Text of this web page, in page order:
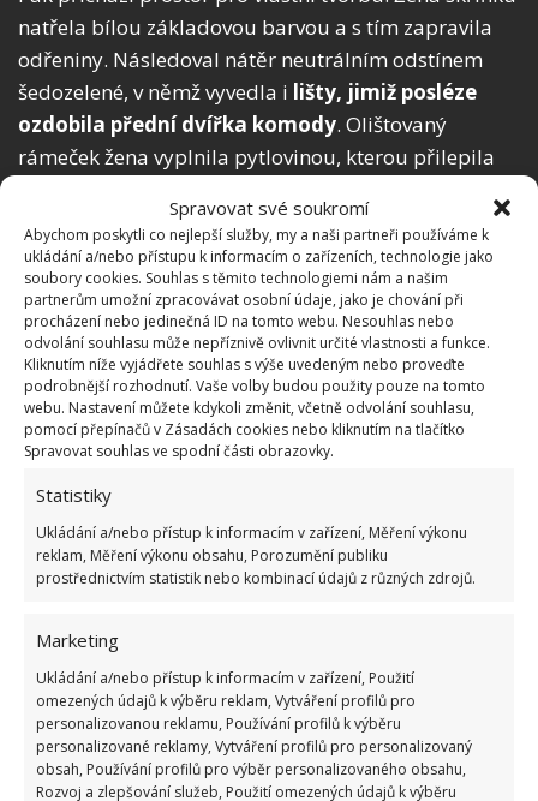
Spravovat své soukromí
Abychom poskytli co nejlepší služby, my a naši partneři používáme k
ukládání a/nebo přístupu k informacím o zařízeních, technologie jako
soubory cookies. Souhlas s těmito technologiemi nám a našim
partnerům umožní zpracovávat osobní údaje, jako je chování při
procházení nebo jedinečná ID na tomto webu. Nesouhlas nebo
odvolání souhlasu může nepříznivě ovlivnit určité vlastnosti a funkce.
Kliknutím níže vyjádřete souhlas s výše uvedeným nebo proveďte
podrobnější rozhodnutí. Vaše volby budou použity pouze na tomto
webu. Nastavení můžete kdykoli změnit, včetně odvolání souhlasu,
pomocí přepínačů v Zásadách cookies nebo kliknutím na tlačítko
Spravovat souhlas ve spodní části obrazovky.
Statistiky
Ukládání a/nebo přístup k informacím v zařízení, Měření výkonu
reklam, Měření výkonu obsahu, Porozumění publiku
prostřednictvím statistik nebo kombinací údajů z různých zdrojů.
Marketing
Ukládání a/nebo přístup k informacím v zařízení, Použití
omezených údajů k výběru reklam, Vytváření profilů pro
personalizovanou reklamu, Používání profilů k výběru
personalizované reklamy, Vytváření profilů pro personalizovaný
obsah, Používání profilů pro výběr personalizovaného obsahu,
Rozvoj a zlepšování služeb, Použití omezených údajů k výběru
natřela bílou základovou barvou a s tím zapravila
odřeniny. Následoval nátěr neutrálním odstínem
šedozelené, v němž vyvedla i lišty, jimiž posléze
ozdobila přední dvířka komody. Olištovaný
rámeček žena vyplnila pytlovinou, kterou přilepila
ochranný nátěr laku, přišroubování madel a měla
hotovo.